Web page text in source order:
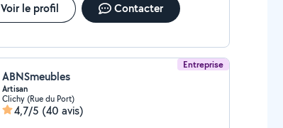
Voir le profil Contacter
Entreprise
ABNSmeubles
Artisan
Clichy (Rue du Port)
4,7/5 (40 avis)